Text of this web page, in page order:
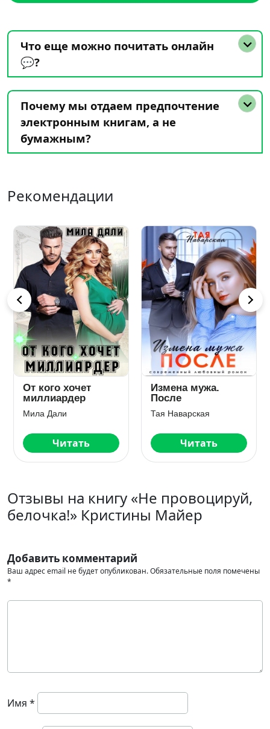
Что еще можно почитать онлайн
💬?
Почему мы отдаем предпочтение
электронным книгам, а не
бумажным?
Рекомендации
От кого хочет
миллиардер
Мила Дали
Читать
Измена мужа.
После
Тая Наварская
Читать
Отзывы на книгу «Не провоцируй,
белочка!» Кристины Майер
Добавить комментарий
Ваш адрес email не будет опубликован.Обязательные поля помечены
*
Имя *